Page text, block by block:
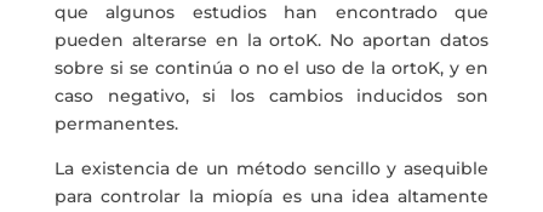
que algunos estudios han encontrado que
pueden alterarse en la ortoK. No aportan datos
sobre si se continúa o no el uso de la ortoK, y en
caso negativo, si los cambios inducidos son
permanentes.
La existencia de un método sencillo y asequible
para controlar la miopía es una idea altamente